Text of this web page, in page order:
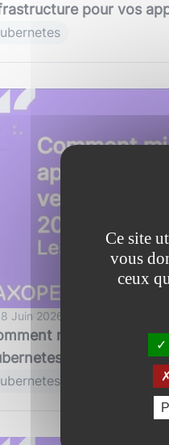
pour vos
Juin 2026 par Nathan
migrer vos
en 2026 ? Les
Ce site
vous
ceux